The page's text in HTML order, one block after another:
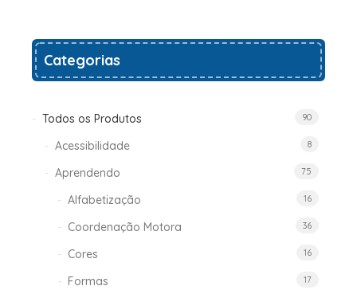
Categorias
Todos os Produtos 90
Acessibilidade 8
Aprendendo 75
Alfabetização 16
Coordenação Motora 36
Cores 16
Formas 17